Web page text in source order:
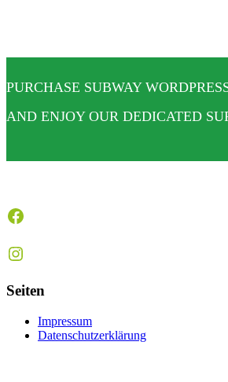
PURCHASE SUBWAY
AND ENJOY OUR DEDICATED
Facebook
Instagram
Seiten
Impressum
Datenschutzerklärung